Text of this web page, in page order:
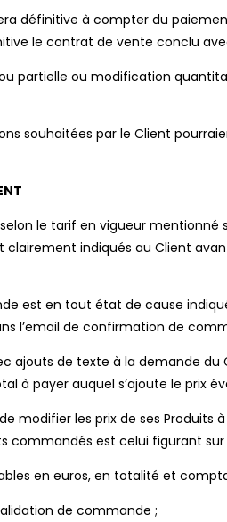
définitive à compter du
le contrat de vente conclu avec
partielle ou modification
souhaitées par le Client
le tarif en vigueur mentionné
indiqués au Client
est en tout état de cause
l’email de confirmation de
ajouts de texte à la demande
à payer auquel s’ajoute le
de modifier les prix de ses
commandés est celui figurant
en euros, en totalité et
de commande ;